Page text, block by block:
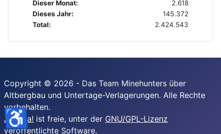
Dieser Monat:
2.618
Dieses Jahr:
145.372
Total:
2.424.543
Copyright © 2026 - Das Team Minehunters über
Altbergbau und Untertage-Verlagerungen. Alle Rechte
vorbehalten.
Joomla! ist freie, unter der GNU/GPL-Lizenz
veröffentlichte Software.